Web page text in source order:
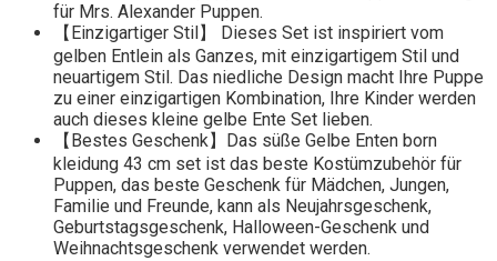
für Mrs. Alexander Puppen.
【Einzigartiger Stil】 Dieses Set ist inspiriert vom
gelben Entlein als Ganzes, mit einzigartigem Stil und
neuartigem Stil. Das niedliche Design macht Ihre Puppe
zu einer einzigartigen Kombination, Ihre Kinder werden
auch dieses kleine gelbe Ente Set lieben.
【Bestes Geschenk】Das süße Gelbe Enten born
kleidung 43 cm set ist das beste Kostümzubehör für
Puppen, das beste Geschenk für Mädchen, Jungen,
Familie und Freunde, kann als Neujahrsgeschenk,
Geburtstagsgeschenk, Halloween-Geschenk und
Weihnachtsgeschenk verwendet werden.